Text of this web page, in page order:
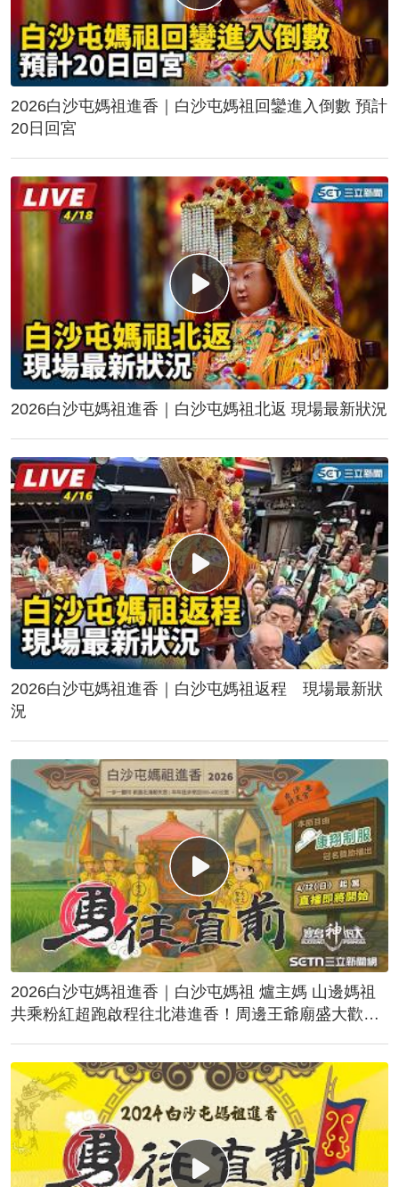
2026白沙屯媽祖進香｜白沙屯媽祖回鑾進入倒數 預計
20日回宮
2026白沙屯媽祖進香｜白沙屯媽祖北返 現場最新狀況
2026白沙屯媽祖進香｜白沙屯媽祖返程 現場最新狀
況
2026白沙屯媽祖進香｜白沙屯媽祖 爐主媽 山邊媽祖
共乘粉紅超跑啟程往北港進香！周邊王爺廟盛大歡